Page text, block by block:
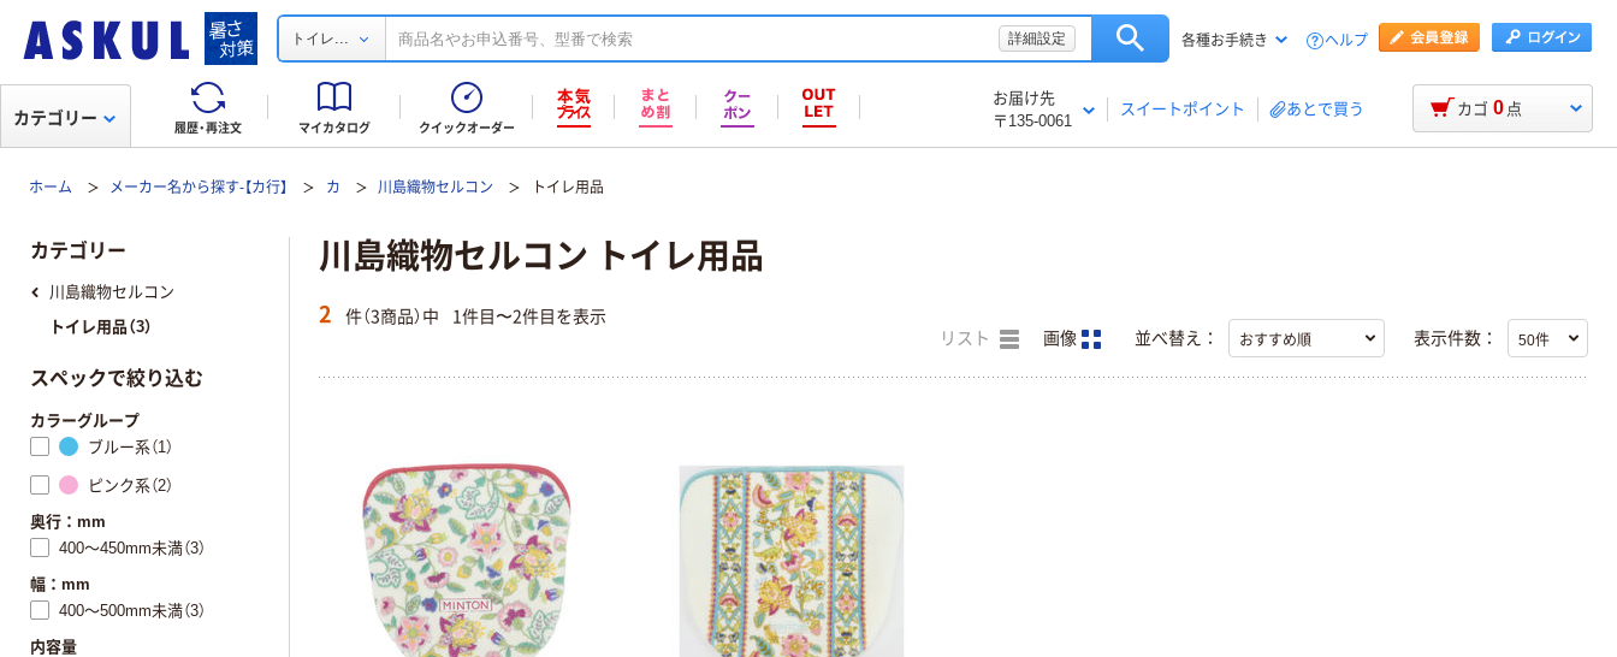
トイレ... 詳細設定 各種お手続き ヘルプ
履歴・再注文 マイカタログ クイックオーダー
お届け先
〒135-0061
スイートポイント あとで買う
カテゴリー カゴ 0 点
ホーム メーカー名から探す-【カ行】 カ 川島織物セルコン トイレ用品
川島織物セルコン トイレ用品
2 件（3商品）中 1件目〜2件目を表示
リスト 画像 並べ替え： 表示件数：
カテゴリー
川島織物セルコン
トイレ用品（3）
スペックで絞り込む
カラーグループ
ブルー系（1）
ピンク系（2）
奥行：mm
400～450mm未満（3）
幅：mm
400～500mm未満（3）
内容量